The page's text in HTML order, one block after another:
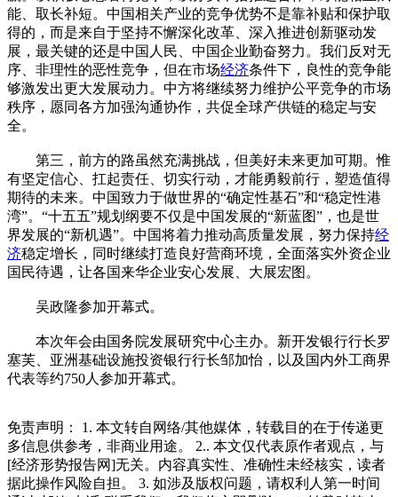
能、取长补短。中国相关产业的竞争优势不是靠补贴和保护取
得的，而是来自于坚持不懈深化改革、深入推进创新驱动发
展，最关键的还是中国人民、中国企业勤奋努力。我们反对无
序、非理性的恶性竞争，但在市场经济条件下，良性的竞争能
够激发出更大发展动力。中方将继续努力维护公平竞争的市场
秩序，愿同各方加强沟通协作，共促全球产供链的稳定与安
全。
第三，前方的路虽然充满挑战，但美好未来更加可期。惟
有坚定信心、扛起责任、切实行动，才能勇毅前行，塑造值得
期待的未来。中国致力于做世界的“确定性基石”和“稳定性港
湾”。“十五五”规划纲要不仅是中国发展的“新蓝图”，也是世
界发展的“新机遇”。中国将着力推动高质量发展，努力保持经
济稳定增长，同时继续打造良好营商环境，全面落实外资企业
国民待遇，让各国来华企业安心发展、大展宏图。
吴政隆参加开幕式。
本次年会由国务院发展研究中心主办。新开发银行行长罗
塞芙、亚洲基础设施投资银行行长邹加怡，以及国内外工商界
代表等约750人参加开幕式。
免责声明： 1. 本文转自网络/其他媒体，转载目的在于传递更
多信息供参考，非商业用途。 2.. 本文仅代表原作者观点，与
[经济形势报告网]无关。内容真实性、准确性未经核实，读者
据此操作风险自担。 3. 如涉及版权问题，请权利人第一时间